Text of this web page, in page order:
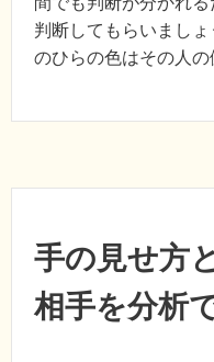
判断してもらいまし
のひらの色はその人
手の見せ方
相手を分析